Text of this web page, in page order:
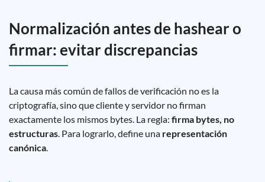
Normalización antes de hashear o
firmar: evitar discrepancias
La causa más común de fallos de verificación no es la
criptografía, sino que cliente y servidor no firman
exactamente los mismos bytes. La regla: firma bytes, no
estructuras. Para lograrlo, define una representación
canónica.